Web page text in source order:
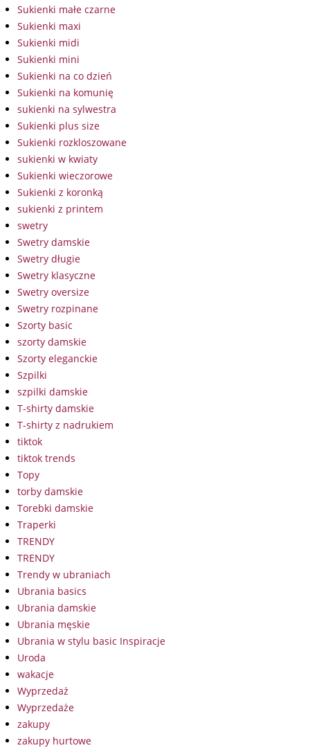
Sukienki małe czarne
Sukienki maxi
Sukienki midi
Sukienki mini
Sukienki na co dzień
Sukienki na komunię
sukienki na sylwestra
Sukienki plus size
Sukienki rozkloszowane
sukienki w kwiaty
Sukienki wieczorowe
Sukienki z koronką
sukienki z printem
swetry
Swetry damskie
Swetry długie
Swetry klasyczne
Swetry oversize
Swetry rozpinane
Szorty basic
szorty damskie
Szorty eleganckie
Szpilki
szpilki damskie
T-shirty damskie
T-shirty z nadrukiem
tiktok
tiktok trends
Topy
torby damskie
Torebki damskie
Traperki
TRENDY
TRENDY
Trendy w ubraniach
Ubrania basics
Ubrania damskie
Ubrania męskie
Ubrania w stylu basic Inspiracje
Uroda
wakacje
Wyprzedaż
Wyprzedaże
zakupy
zakupy hurtowe